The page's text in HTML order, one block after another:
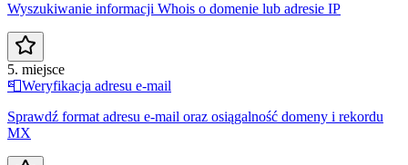
Wyszukiwanie informacji Whois o domenie lub adresie IP
5. miejsce
📮Weryfikacja adresu e-mail
Sprawdź format adresu e-mail oraz osiągalność domeny i rekordu
MX